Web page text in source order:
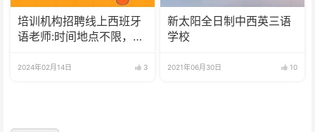
培训机构招聘线上西班牙
语老师:时间地点不限，可
2024年02月14日 3
新太阳全日制中西英三语
学校
2021年06月30日 10